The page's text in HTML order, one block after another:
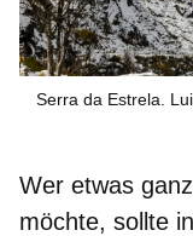
Serra da Estrela.
Wer etwas
möchte, sollte